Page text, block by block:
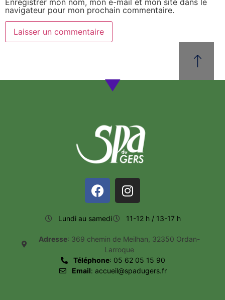
navigateur pour mon prochain commentaire.
Lundi au samedi 11-12 h / 13-17 h
Adresse: 369 chemin de Meilhan, 32350 Ordan-
Larroque
Téléphone: 05 62 05 15 90
Email: accueil@spadugers.fr